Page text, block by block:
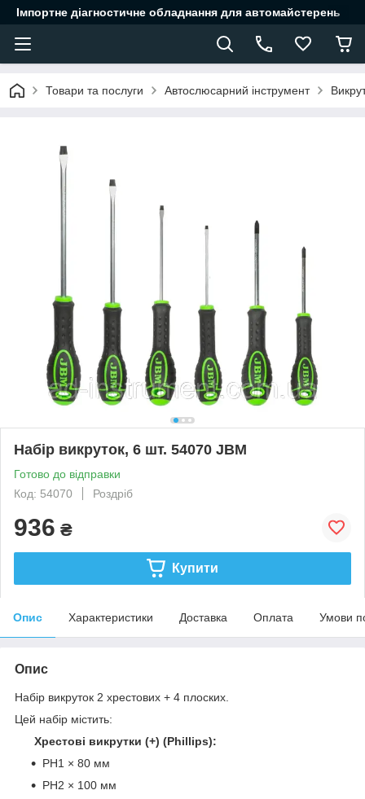
Імпортне діагностичне обладнання для автомайстерень
Товари та послуги Автослюсарний інструмент
Набір викруток, 6 шт. 54070 JBM
Готово до відправки
Код: 54070
Роздріб
936 ₴
Купити
Опис Характеристики Доставка Оплата Умови
Опис
Набір викруток 2 хрестових + 4 плоских.
Цей набір містить:
Хрестові викрутки (+) (Phillips):
PH1 × 80 мм
PH2 × 100 мм